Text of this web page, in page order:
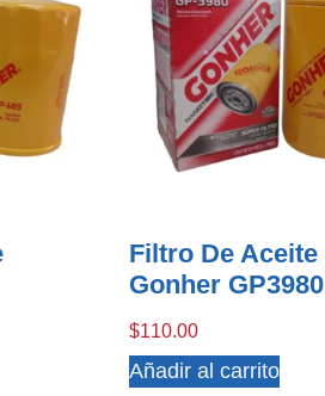
Filtro De Aceite
Gonher GP3980
$110.00
Añadir al carrito